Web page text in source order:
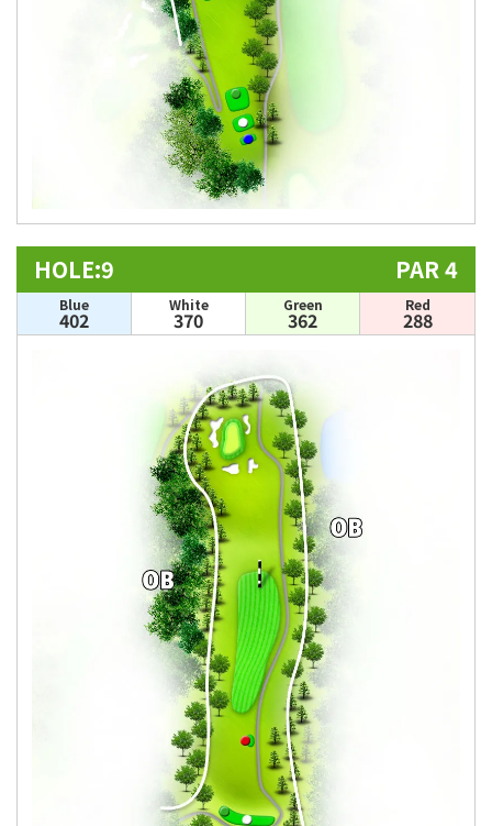
HOLE:9 PAR 4
Blue
402
White
370
Green
362
Red
288